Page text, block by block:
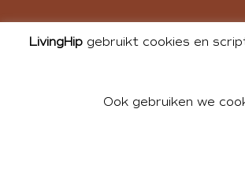
© 2026
LivingHip gebruikt cookies en
Ook gebruiken we